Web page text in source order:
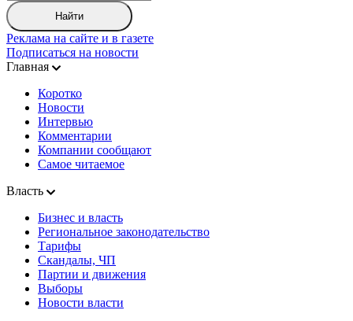
Найти
Реклама на сайте и в газете
Подписаться на новости
Главная
Коротко
Новости
Интервью
Комментарии
Компании сообщают
Самое читаемое
Власть
Бизнес и власть
Региональное законодательство
Тарифы
Скандалы, ЧП
Партии и движения
Выборы
Новости власти